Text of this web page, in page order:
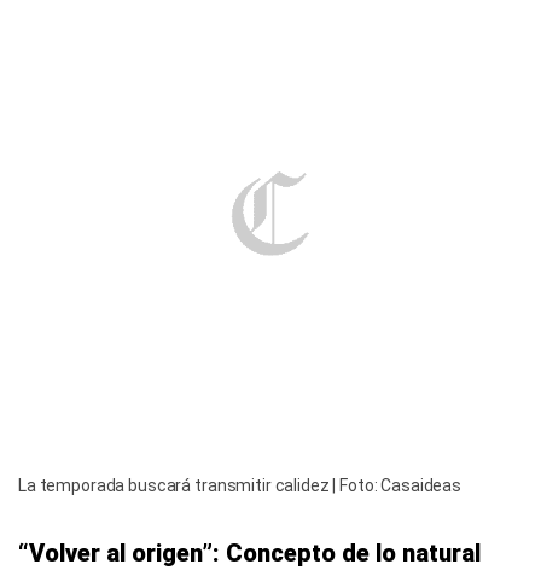
La temporada buscará transmitir calidez | Foto: Casaideas
“Volver al origen”: Concepto de lo natural